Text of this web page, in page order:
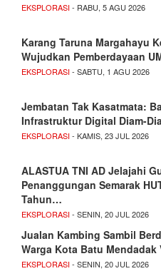
EKSPLORASI- RABU, 5 AGU 2026
Karang Taruna Margahayu
Wujudkan Pemberdayaan
EKSPLORASI- SABTU, 1 AGU 2026
Jembatan Tak Kasatmata:
Infrastruktur Digital Diam-
EKSPLORASI- KAMIS, 23 JUL 2026
ALASTUA TNI AD Jelajahi
Penanggungan Semarak
Tahun…
EKSPLORASI- SENIN, 20 JUL 2026
Jualan Kambing Sambil
Warga Kota Batu Mendadak
EKSPLORASI- SENIN, 20 JUL 2026